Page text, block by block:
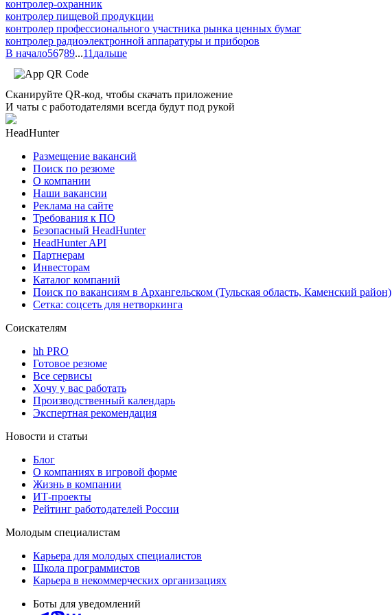
контролер-охранник
контролер пищевой продукции
контролер профессионального участника рынка ценных бумаг
контролер радиоэлектронной аппаратуры и приборов
В начало56789...11 дальше
Сканируйте QR-код, чтобы скачать приложение
И чаты с работодателями всегда будут под рукой
HeadHunter
Размещение вакансий
Поиск по резюме
О компании
Наши вакансии
Реклама на сайте
Требования к ПО
Безопасный HeadHunter
HeadHunter API
Партнерам
Инвесторам
Каталог компаний
Поиск по вакансиям в Архангельском (Тульская область, Каменский район)
Сетка: соцсеть для нетворкинга
Соискателям
hh PRO
Готовое резюме
Все сервисы
Хочу у вас работать
Производственный календарь
Экспертная рекомендация
Новости и статьи
Блог
О компаниях в игровой форме
Жизнь в компании
ИТ-проекты
Рейтинг работодателей России
Молодым специалистам
Карьера для молодых специалистов
Школа программистов
Карьера в некоммерческих организациях
Боты для уведомлений